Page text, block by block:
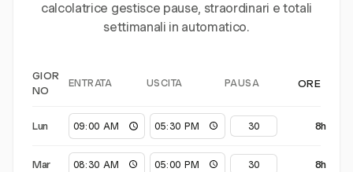
calcolatrice gestisce pause, straordinari e totali
settimanali in automatico.
GIOR
NO
ENTRATA USCITA PAUSA ORE
Lun 8h
Mar 8h